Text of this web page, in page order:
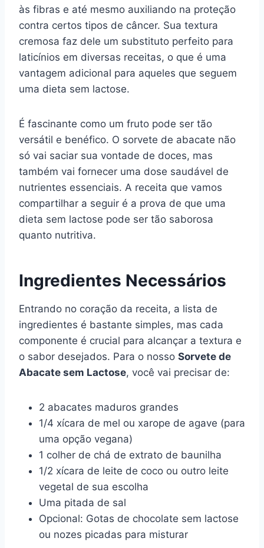
às fibras e até mesmo auxiliando na proteção
contra certos tipos de câncer. Sua textura
cremosa faz dele um substituto perfeito para
laticínios em diversas receitas, o que é uma
vantagem adicional para aqueles que seguem
uma dieta sem lactose.
É fascinante como um fruto pode ser tão
versátil e benéfico. O sorvete de abacate não
só vai saciar sua vontade de doces, mas
também vai fornecer uma dose saudável de
nutrientes essenciais. A receita que vamos
compartilhar a seguir é a prova de que uma
dieta sem lactose pode ser tão saborosa
quanto nutritiva.
Ingredientes Necessários
Entrando no coração da receita, a lista de
ingredientes é bastante simples, mas cada
componente é crucial para alcançar a textura e
o sabor desejados. Para o nosso Sorvete de
Abacate sem Lactose, você vai precisar de:
2 abacates maduros grandes
1/4 xícara de mel ou xarope de agave (para
uma opção vegana)
1 colher de chá de extrato de baunilha
1/2 xícara de leite de coco ou outro leite
vegetal de sua escolha
Uma pitada de sal
Opcional: Gotas de chocolate sem lactose
ou nozes picadas para misturar